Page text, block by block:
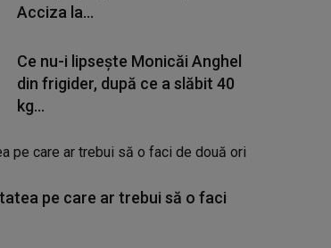
Acciza la...
Ce nu-i lipsește Monicăi Anghel
din frigider, după ce a slăbit 40
kg...
pe care ar trebui să o faci